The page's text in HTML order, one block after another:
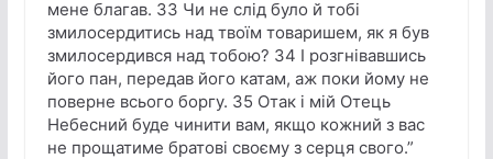
мене благав. 33 Чи не слід було й тобі
змилосердитись над твоїм товаришем, як я був
змилосердився над тобою? 34 І розгнівавшись
його пан, передав його катам, аж поки йому не
поверне всього боргу. 35 Отак і мій Отець
Небесний буде чинити вам, якщо кожний з вас
не прощатиме братові своєму з серця свого.”